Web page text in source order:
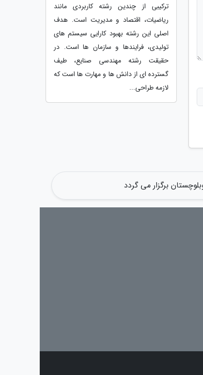
ترکیبی از چندین رشته کاربردی مانند
ریاضیات، اقتصاد و مدیریت است. هدف
اصلی این رشته بهبود کارایی سیستم های
تولیدی، فرایندها و سازمان ها است. در
حقیقت رشته مهندسی صنایع، طیف
گسترده ای از دانش ها و مهارت ها است که
لازمه طراحی...